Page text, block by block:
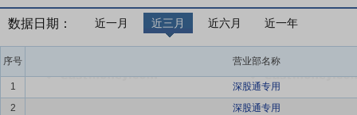
数据日期： 近一月 近三月 近六月 近一年
序号 营业部名称
1
深股通专用
2
深股通专用